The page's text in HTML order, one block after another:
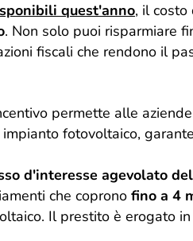
quest'anno, il
. Non solo puoi risparmiare
fiscali che rendono il
permette alle
impianto fotovoltaico,
d'interesse agevolato
che coprono fino a 4
Il prestito è erogato